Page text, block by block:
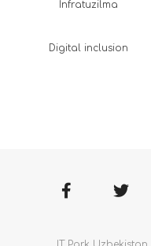
Infratuzilma
Digital inclusion